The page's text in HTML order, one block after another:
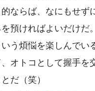
ならば、なにもせず
預ければよいだけだ
う煩悩を楽しんでい
オトコとして握手を
だ（笑）